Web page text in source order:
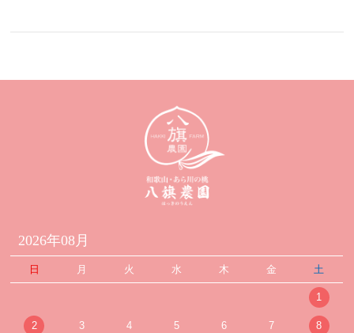
2026年08月
日 月 火 水 木 金 土
1
2 3 4 5 6 7 8